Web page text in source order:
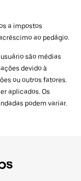
a impostos
ao pedágio.
são médias
devido à
ou outros fatores.
aplicados. Os
podem variar.